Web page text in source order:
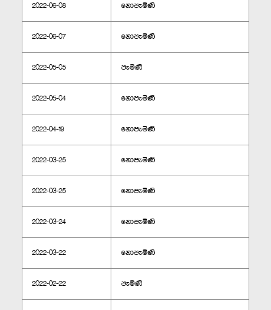
2022-06-08 නොපැමිණි
2022-06-07 නොපැමිණි
2022-05-05 පැමිණි
2022-05-04 නොපැමිණි
2022-04-19 නොපැමිණි
2022-03-25 නොපැමිණි
2022-03-25 නොපැමිණි
2022-03-24 නොපැමිණි
2022-03-22 නොපැමිණි
2022-02-22 පැමිණි